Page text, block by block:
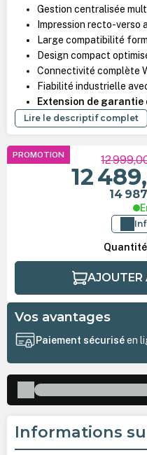
Gestion centralisée
Impression recto-verso
Large compatibilité
Design compact
Connectivité complète
Fiabilité industrielle
Extension de garantie
Lire le descriptif complet
PROMOTION 12
12
14
Quantité
AJOUTER
Vos avantages
Paiement sécuriséen
Informations